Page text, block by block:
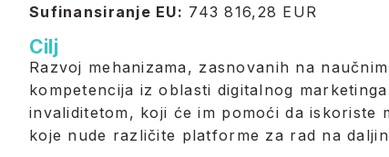
Sufinansiranje EU: 743 816,28 EUR
Cilj
Razvoj mehanizama, zasnovanih na
kompetencija iz oblasti digitalnog
invaliditetom, koji će im pomoći da iskoriste
koje nude različite platforme za rad na